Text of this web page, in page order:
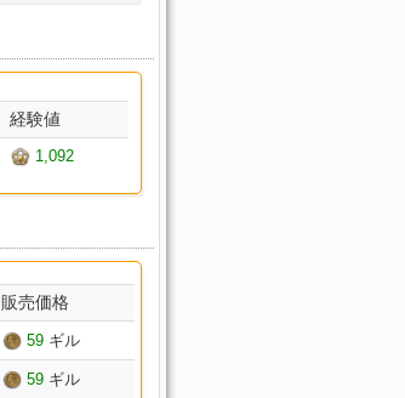
経験値
1,092
販売価格
59 ギル
59 ギル